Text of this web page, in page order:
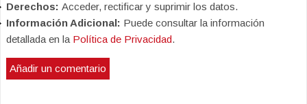
Derechos: Acceder, rectificar y suprimir los datos.
Información Adicional: Puede consultar la información
detallada en la Política de Privacidad.